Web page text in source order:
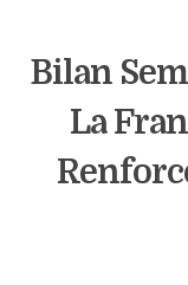
Bilan
La